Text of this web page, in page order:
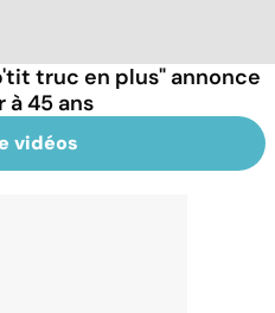
truc en plus" annonce
45 ans
vidéos